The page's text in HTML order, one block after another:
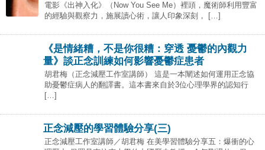
電影《出神入化》（Now You See Me）裡頭，魔術師利用豐富
的經驗與觀察力，施展讀心術，讓人印象深刻， […]
《是情緒糟，不是你很糟：穿透 憂鬱的內觀力
量》談正念訓練如何影響憂鬱症患者
胡君梅（正念減壓工作室講師） 這是一本闡述如何運用正念協
助憂鬱症病人的翻譯書。這本書來自於3位心理學界的認知行
[…]
正念減壓的學習體驗分享(三)
正念減壓工作室講師／胡君梅 在美學習體驗分享五：爆衝的心